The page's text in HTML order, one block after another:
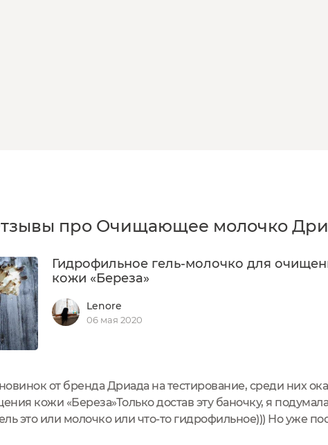
про Очищающее молочко
Гидрофильное гель-молочко для
кожи «Береза»
Lenore
06 мая 2020
от бренда Дриада на тестирование, среди них
кожи «Береза»Только достав эту баночку, я
это или молочко или что-то гидрофильное))) Но уже